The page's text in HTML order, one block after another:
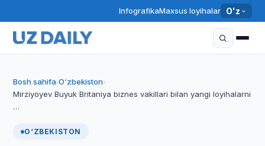
InfografikaMaxsus loyihalar O'z
Bosh sahifa›O‘zbekiston›
Mirziyoyev Buyuk Britaniya biznes vakillari bilan yangi loyihalarni
…
O‘ZBEKISTON